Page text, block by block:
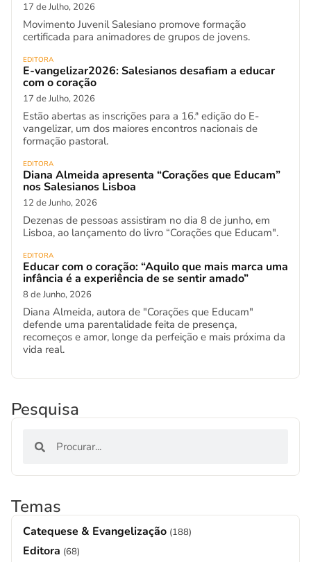
17 de Julho, 2026
Movimento Juvenil Salesiano promove formação
certificada para animadores de grupos de jovens.
EDITORA
E-vangelizar2026: Salesianos desafiam a educar
com o coração
17 de Julho, 2026
Estão abertas as inscrições para a 16.ª edição do E-
vangelizar, um dos maiores encontros nacionais de
formação pastoral.
EDITORA
Diana Almeida apresenta “Corações que Educam”
nos Salesianos Lisboa
12 de Junho, 2026
Dezenas de pessoas assistiram no dia 8 de junho, em
Lisboa, ao lançamento do livro “Corações que Educam".
EDITORA
Educar com o coração: “Aquilo que mais marca uma
infância é a experiência de se sentir amado”
8 de Junho, 2026
Diana Almeida, autora de "Corações que Educam"
defende uma parentalidade feita de presença,
recomeços e amor, longe da perfeição e mais próxima da
vida real.
Pesquisa
Temas
Catequese & Evangelização (188)
Editora (68)